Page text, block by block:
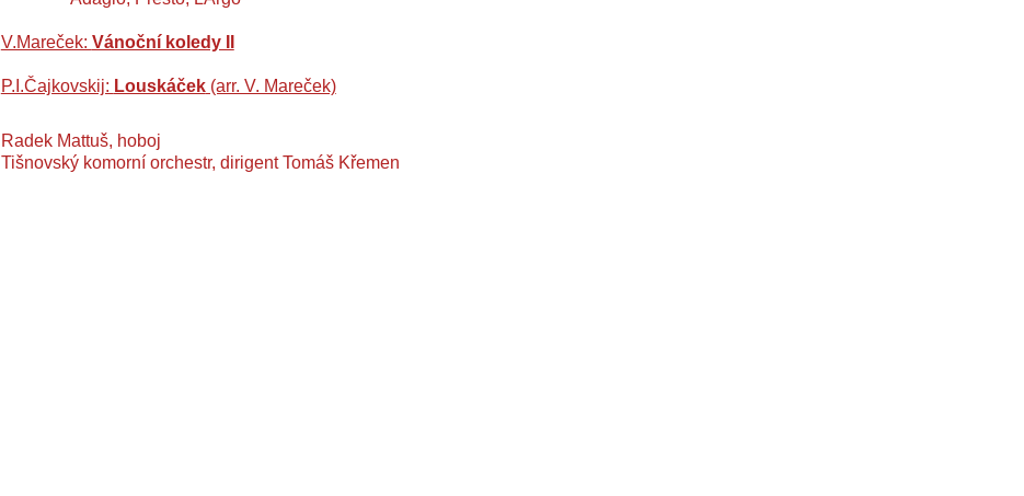
V.Mareček: Vánoční koledy II
P.I.Čajkovskij: Louskáček(arr. V. Mareček)
Radek Mattuš, hoboj
Tišnovský komorní orchestr, dirigent Tomáš Křemen